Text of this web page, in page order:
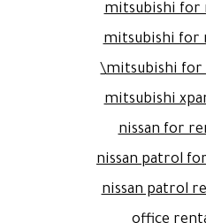
mitsubishi for
mitsubishi for
mitsubishi for
mitsubishi
nissan for
nissan patrol
nissan patrol